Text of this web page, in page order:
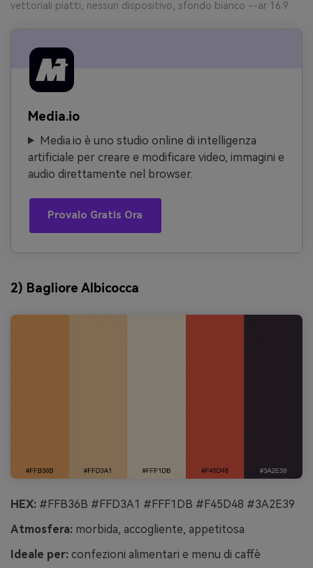
vettoriali piatti, nessun dispositivo, sfondo bianco --ar 16:9
Media.io
Media.io è uno studio online di intelligenza
artificiale per creare e modificare video, immagini e
audio direttamente nel browser.
Provalo Gratis Ora
2) Bagliore Albicocca
HEX: #FFB36B #FFD3A1 #FFF1DB #F45D48 #3A2E39
Atmosfera: morbida, accogliente, appetitosa
Ideale per: confezioni alimentari e menu di caffè